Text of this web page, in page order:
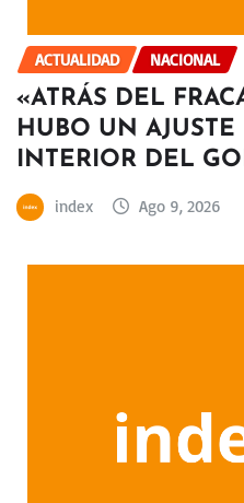
ACTUALIDAD NACIONAL
«ATRÁS DEL
HUBO UN
INTERIOR DEL
index Ago 9, 2026